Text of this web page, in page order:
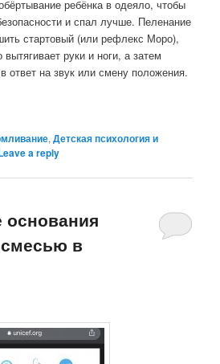
ребёнка в одеяло, чтобы
и спал лучше. Пеленание
стартовый (или рефлекс Моро),
вытягивает руки и ноги, а затем
ответ на звук или смену положения.
,Детская психология и
a reply
в